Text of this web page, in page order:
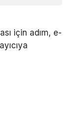
için adım, e-